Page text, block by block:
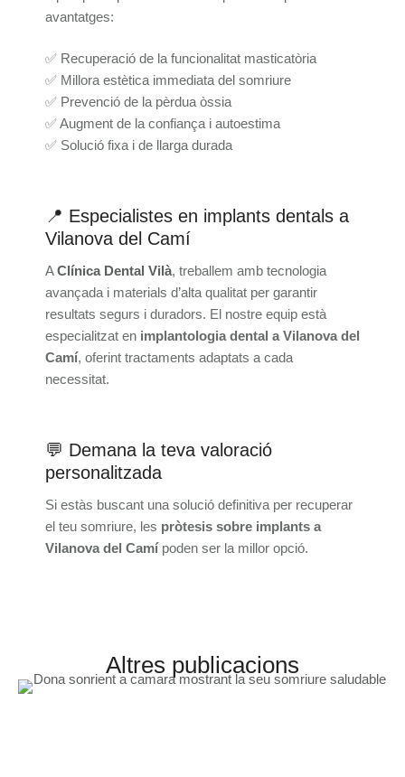
avantatges:
✅ Recuperació de la funcionalitat masticatòria
✅ Millora estètica immediata del somriure
✅ Prevenció de la pèrdua òssia
✅ Augment de la confiança i autoestima
✅ Solució fixa i de llarga durada
📍 Especialistes en implants dentals a
Vilanova del Camí
AClínica Dental Vilà, treballem amb tecnologia
avançada i materials d’alta qualitat per garantir
resultats segurs i duradors. El nostre equip està
especialitzat en implantologia dental a Vilanova del
Camí, oferint tractaments adaptats a cada
necessitat.
💬 Demana la teva valoració
personalitzada
Si estàs buscant una solució definitiva per recuperar
el teu somriure, les pròtesis sobre implants a
Vilanova del Camípoden ser la millor opció.
Altres publicacions